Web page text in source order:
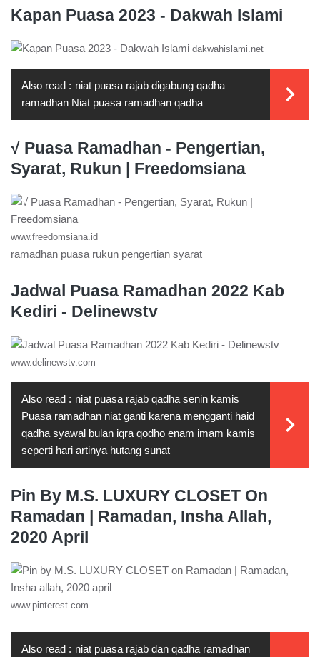
Kapan Puasa 2023 - Dakwah Islami
dakwahislami.net
Also read : niat puasa rajab digabung qadha
ramadhan Niat puasa ramadhan qadha
√ Puasa Ramadhan - Pengertian,
Syarat, Rukun | Freedomsiana
www.freedomsiana.id
ramadhan puasa rukun pengertian syarat
Jadwal Puasa Ramadhan 2022 Kab
Kediri - Delinewstv
www.delinewstv.com
Also read : niat puasa rajab qadha senin kamis
Puasa ramadhan niat ganti karena mengganti haid
qadha syawal bulan iqra qodho enam imam kamis
seperti hari artinya hutang sunat
Pin By M.S. LUXURY CLOSET On
Ramadan | Ramadan, Insha Allah,
2020 April
www.pinterest.com
Also read : niat puasa rajab dan qadha ramadhan